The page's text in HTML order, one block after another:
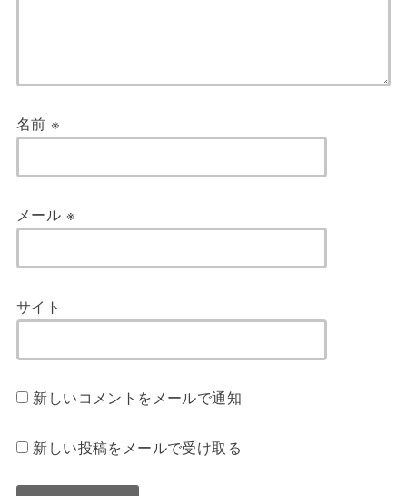
名前※
メール ※
サイト
新しいコメントをメールで通知
新しい投稿をメールで受け取る